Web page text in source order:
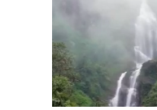
Next video in 1